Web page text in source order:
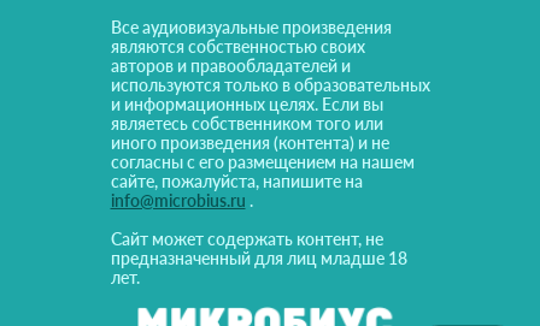
Все аудиовизуальные произведения
являются собственностью своих
авторов и правообладателей и
используются только в образовательных
и информационных целях. Если вы
являетесь собственником того или
иного произведения (контента) и не
согласны с его размещением на нашем
сайте, пожалуйста, напишите на
info@microbius.ru .
Сайт может содержать контент, не
предназначенный для лиц младше 18
лет.